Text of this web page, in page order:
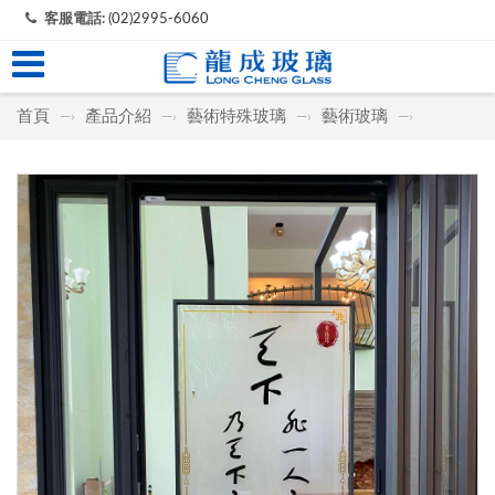
客服電話: (02)2995-6060
首頁 —› 產品介紹 —› 藝術特殊玻璃 —› 藝術玻璃 —›